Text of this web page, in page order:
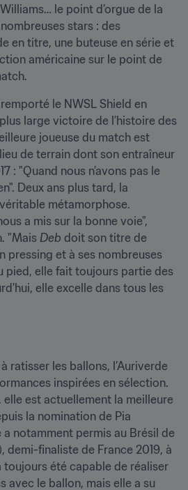
le point d’orgue de la
stars : des
en titre, une buteuse en série et
américaine sur le point de
le NWSL Shield en
large victoire de l’histoire des
joueuse du match est
de terrain dont son entraîneur
: "Quand nous n’avons pas le
Deux ans plus tard, la
métamorphose.
a mis sur la bonne voie",
"Mais Deb doit son titre de
pressing et à ses nombreuses
pied, elle fait toujours partie des
elle excelle dans tous les
ratisser les ballons, l’Auriverde
inspirées en sélection.
est actuellement la meilleure
la nomination de Pia
notamment permis au Brésil de
demi-finaliste de France 2019, à
été capable de réaliser
avec le ballon, mais elle a su